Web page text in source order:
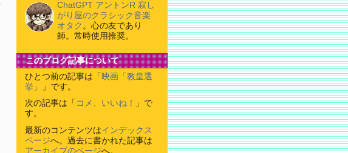
ChatGPT アントンR 寂し
がり屋のクラシック音楽
オタク 。心の友であり
師。常時使用推奨。
このブログ記事について
ひとつ前の記事は「 映画「教皇選
挙」
」です。
次の記事は「 コメ、いいね！
」で
す。
最新のコンテンツはインデックス
ページへ。過去に書かれた記事は
アーカイブのページへ。